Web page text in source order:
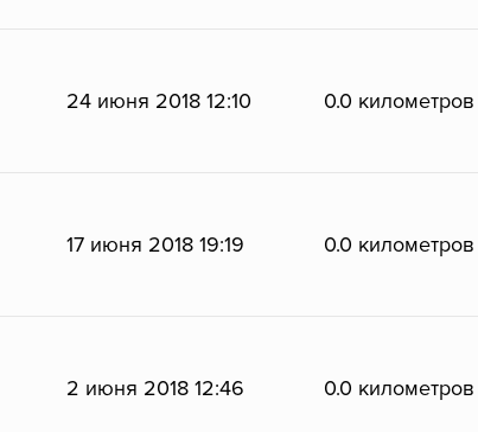
24 июня 2018 12:10 0.0 километров
17 июня 2018 19:19 0.0 километров
2 июня 2018 12:46 0.0 километров